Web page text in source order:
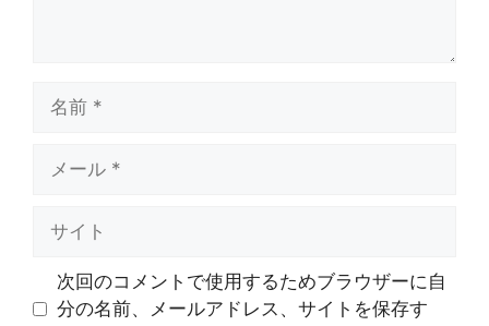
次回のコメントで使用するためブラウザーに自
分の名前、メールアドレス、サイトを保存す